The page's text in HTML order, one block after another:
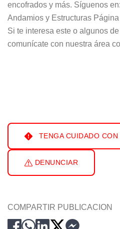
encofrados y más. Síguenos
Andamios y Estructuras
Si te interesa este o algunos
comunícate con nuestra área
TENGA CUIDADO
DENUNCIAR
COMPARTIR PUBLICACION